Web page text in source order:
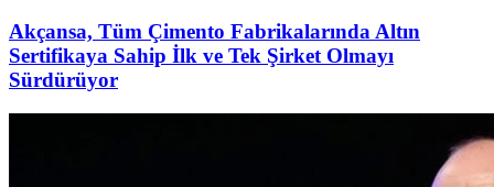
Akçansa, Tüm Çimento Fabrikalarında Altın
Sertifikaya Sahip İlk ve Tek Şirket Olmayı
Sürdürüyor